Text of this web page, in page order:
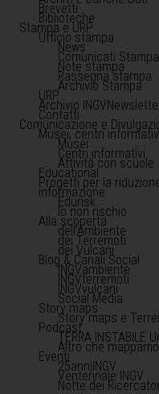
Brevetti
Biblioteche
Stampa e URP
Ufficio stampa
News
Comunicati Stampa
Note stampa
Rassegna stampa
Archivio Stampa
URP
Archivio
Contatti
Comunicazione e
Musei, centri
Musei
Centri informativi
Attività con scuole
Educational
Progetti per la
informazione
Edurisk
Io non rischio
Alla scoperta
dell'Ambiente
dei Terremoti
dei Vulcani
Blog & Canali Social
INGVambiente
INGVterremoti
INGVvulcani
Social Media
Story maps
Story maps e
Podcast
TERRA
Altro che
Eventi
25anniINGV
Ventennale INGV
Notte dei